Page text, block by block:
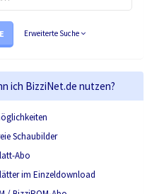
Erweiterte Suche
ich BizziNet.de nutzen?
Schaubilder
Abo
im Einzeldownload